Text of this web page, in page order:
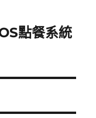
點餐系統